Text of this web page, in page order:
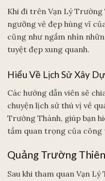
Khi đi trên Vạn Lý Trường
ngưỡng vẻ đẹp hùng vĩ
cũng như ngắm nhìn
tuyệt đẹp xung quanh.
Hiểu Về Lịch Sử Xây
Các hướng dẫn viên sẽ
chuyện lịch sử thú vị về
Trường Thành, giúp bạn
tầm quan trọng của công
Quảng Trường
Sau khi tham quan Vạn